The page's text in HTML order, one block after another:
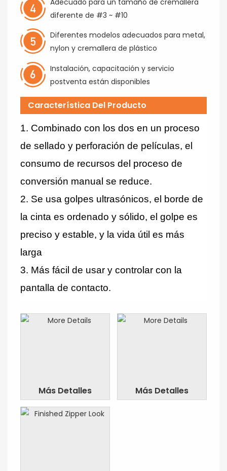
diferente de #3 ~ #10
Diferentes modelos adecuados para metal,
nylon y cremallera de plástico
Instalación, capacitación y servicio
postventa están disponibles
Característica Del Producto
1. Combinado con los dos en un proceso
de sellado y perforación de películas, el
consumo de recursos del proceso de
conversión manual se reduce.
2. Se usa golpes ultrasónicos, el borde de
la cinta es ordenado y sólido, el golpe es
preciso y estable, y la vida útil es más
larga
3. Más fácil de usar y controlar con la
pantalla de contacto.
Más Detalles Más Detalles